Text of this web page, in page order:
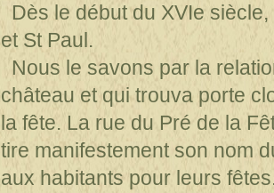
Dès le début du XVIe
et St Paul.
Nous le savons par la
château et qui trouva porte
la fête. La rue du Pré de la
tire manifestement son nom
aux habitants pour leurs